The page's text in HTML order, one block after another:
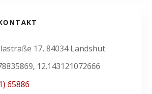
17, 84034 Landshut
12.143121072666
65886